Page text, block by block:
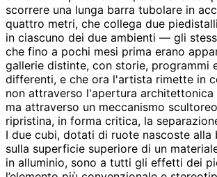
scorrere una lunga barra tubolare in
quattro metri, che collega due
in ciascuno dei due ambienti — gli
che fino a pochi mesi prima erano
gallerie distinte, con storie, programmi
differenti, e che ora l'artista rimette in
non attraverso l'apertura architettonica
ma attraverso un meccanismo
ripristina, in forma critica, la
I due cubi, dotati di ruote nascoste alla
sulla superficie superiore di un
in alluminio, sono a tutti gli effetti dei